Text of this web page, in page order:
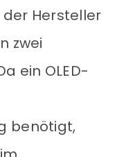
Hersteller
zwei
ein OLED-
benötigt,